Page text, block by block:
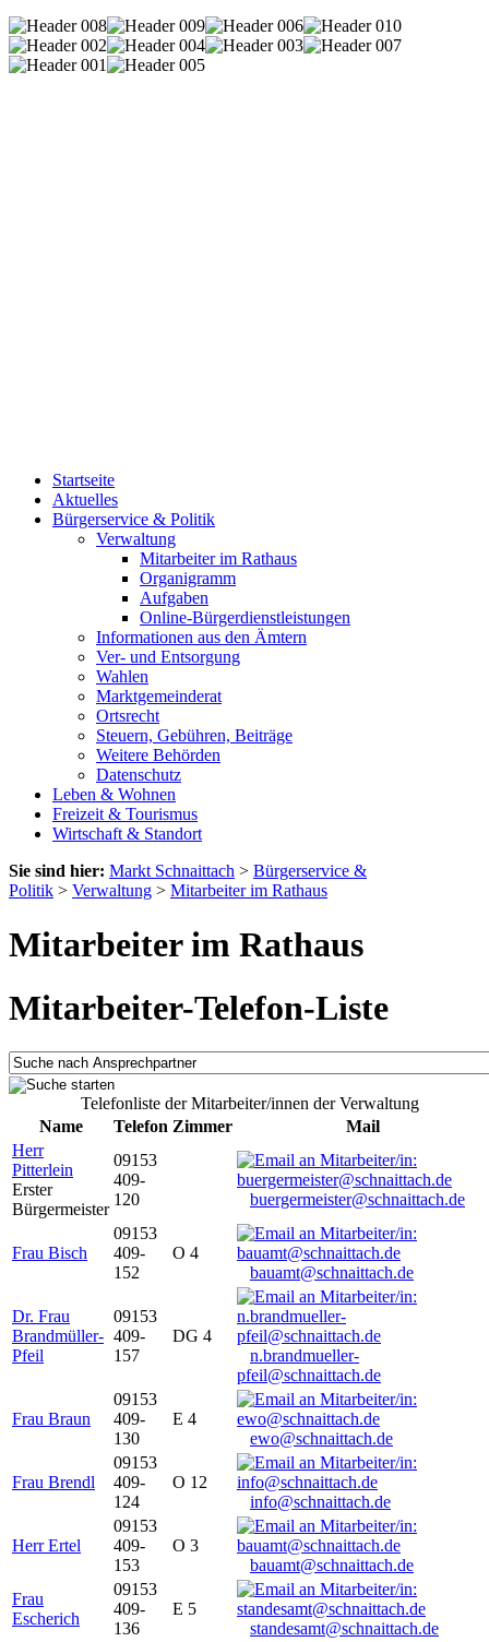
Startseite
Aktuelles
Bürgerservice & Politik
Verwaltung
Mitarbeiter im Rathaus
Organigramm
Aufgaben
Online-Bürgerdienstleistungen
Informationen aus den Ämtern
Ver- und Entsorgung
Wahlen
Marktgemeinderat
Ortsrecht
Steuern, Gebühren, Beiträge
Weitere Behörden
Datenschutz
Leben & Wohnen
Freizeit & Tourismus
Wirtschaft & Standort
Sie sind hier: Markt Schnaittach > Bürgerservice &
Politik > Verwaltung > Mitarbeiter im Rathaus
Mitarbeiter im Rathaus
Mitarbeiter-Telefon-Liste
Telefonliste der Mitarbeiter/innen der Verwaltung
Name
Telefon Zimmer
Mail
Herr
Pitterlein
Erster
Bürgermeister
09153
409-
120
buergermeister@schnaittach.de
Frau Bisch
09153
409-
152
O 4
bauamt@schnaittach.de
Dr. Frau
Brandmüller-
Pfeil
09153
409-
157
DG 4
n.brandmueller-
pfeil@schnaittach.de
Frau Braun
09153
409-
130
E 4
ewo@schnaittach.de
Frau Brendl
09153
409-
124
O 12
info@schnaittach.de
Herr Ertel
09153
409-
153
O 3
bauamt@schnaittach.de
Frau
Escherich
09153
409-
136
E 5
standesamt@schnaittach.de